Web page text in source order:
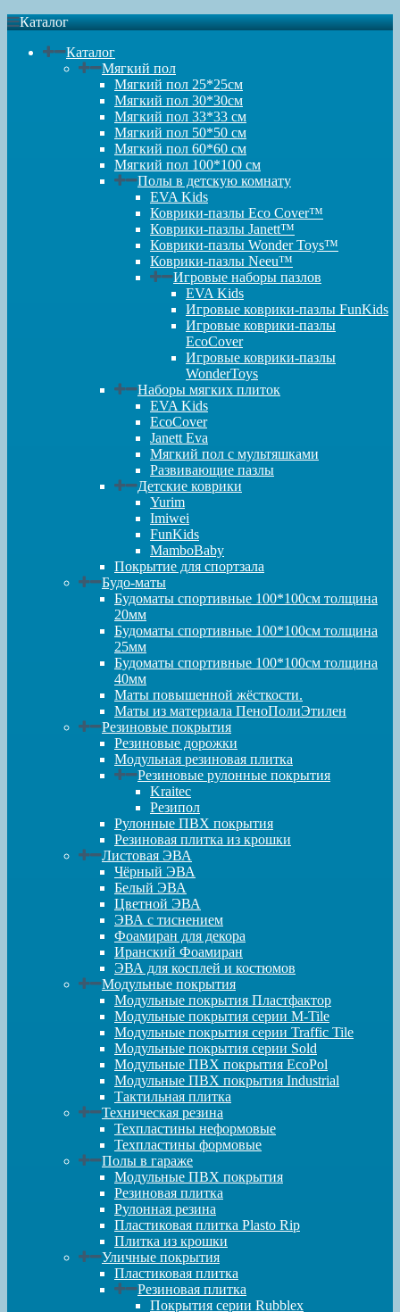
Каталог
Каталог
Мягкий пол
Мягкий пол 25*25см
Мягкий пол 30*30см
Мягкий пол 33*33 см
Мягкий пол 50*50 см
Мягкий пол 60*60 см
Мягкий пол 100*100 см
Полы в детскую комнату
EVA Kids
Коврики-пазлы Eco Cover™
Коврики-пазлы Janett™
Коврики-пазлы Wonder Toys™
Коврики-пазлы Neeu™
Игровые наборы пазлов
EVA Kids
Игровые коврики-пазлы FunKids
Игровые коврики-пазлы
EcoCover
Игровые коврики-пазлы
WonderToys
Наборы мягких плиток
EVA Kids
EcoCover
Janett Eva
Мягкий пол с мультяшками
Развивающие пазлы
Детские коврики
Yurim
Imiwei
FunKids
MamboBaby
Покрытие для спортзала
Будо-маты
Будоматы спортивные 100*100см толщина
20мм
Будоматы спортивные 100*100см толщина
25мм
Будоматы спортивные 100*100см толщина
40мм
Маты повышенной жёсткости.
Маты из материала ПеноПолиЭтилен
Резиновые покрытия
Резиновые дорожки
Модульная резиновая плитка
Резиновые рулонные покрытия
Kraitec
Резипол
Рулонные ПВХ покрытия
Резиновая плитка из крошки
Листовая ЭВА
Чёрный ЭВА
Белый ЭВА
Цветной ЭВА
ЭВА с тиснением
Фоамиран для декора
Иранский Фоамиран
ЭВА для косплей и костюмов
Модульные покрытия
Модульные покрытия Пластфактор
Модульные покрытия серии M-Tile
Модульные покрытия серии Traffic Tile
Модульные покрытия серии Sold
Модульные ПВХ покрытия EcoPol
Модульные ПВХ покрытия Industrial
Тактильная плитка
Техническая резина
Техпластины неформовые
Техпластины формовые
Полы в гараже
Модульные ПВХ покрытия
Резиновая плитка
Рулонная резина
Пластиковая плитка Plasto Rip
Плитка из крошки
Уличные покрытия
Пластиковая плитка
Резиновая плитка
Покрытия серии Rubblex